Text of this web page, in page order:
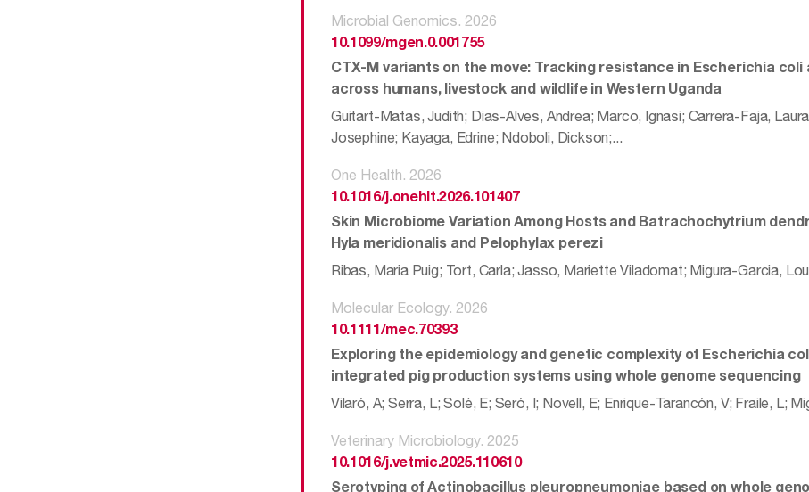
Microbial Genomics. 2026
10.1099/mgen.0.001755
CTX-M variants on the move: Tracking resistance in Escherichia coli
across humans, livestock and wildlife in Western Uganda
Guitart-Matas, Judith; Dias-Alves, Andrea; Marco, Ignasi; Carrera-Faja,
Josephine; Kayaga, Edrine; Ndoboli, Dickson;...
One Health. 2026
10.1016/j.onehlt.2026.101407
Skin Microbiome Variation Among Hosts and Batrachochytrium
Hyla meridionalis and Pelophylax perezi
Ribas, Maria Puig; Tort, Carla; Jasso, Mariette Viladomat; Migura-Garcia,
Molecular Ecology. 2026
10.1111/mec.70393
Exploring the epidemiology and genetic complexity of Escherichia
integrated pig production systems using whole genome sequencing
Vilaró, A; Serra, L; Solé, E; Seró, I; Novell, E; Enrique-Tarancón, V; Fraile, L;
Veterinary Microbiology. 2025
10.1016/j.vetmic.2025.110610
Serotyping of Actinobacillus pleuropneumoniae based on whole